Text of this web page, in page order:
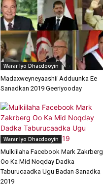
Warar Iyo Dhacdooyin
Madaxweyneyaashii Adduunka Ee
Sanadkan 2019 Geeriyooday
Warar Iyo Dhacdooyin
Mulkiilaha Facebook Mark Zakrberg
Oo Ka Mid Noqday Dadka
Taburucaadka Ugu Badan Sanadka
2019